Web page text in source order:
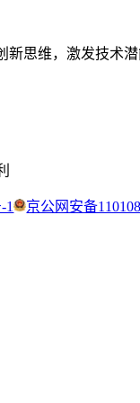
思维，激发技术潜
1 京公网安备